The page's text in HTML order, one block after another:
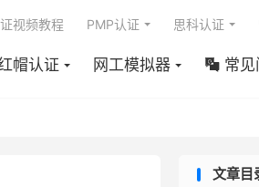
帽认证 网工模拟器  常见
视频教程 PMP认证 思科认证
文章目